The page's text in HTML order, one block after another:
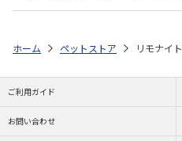
ホーム ペットストア リモナイ
ご利用ガイド
お問い合わせ